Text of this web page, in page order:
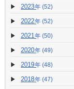
2023 (52)
2022 (52)
2021 (50)
2020 (49)
2019 (48)
2018 (47)